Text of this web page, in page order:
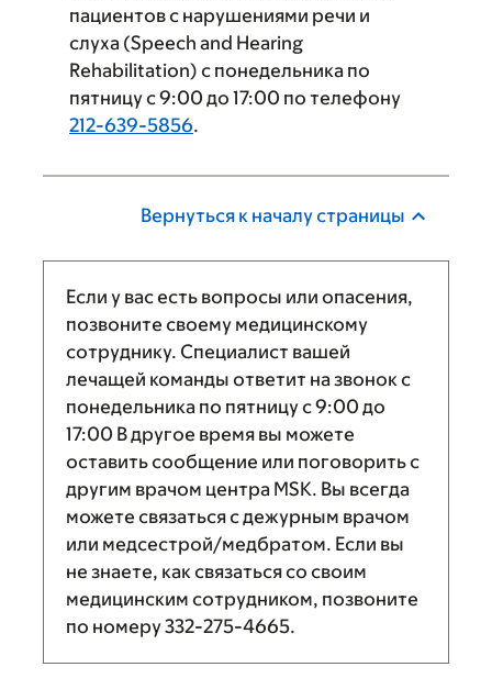
пациентов с нарушениями речи и
слуха (Speech and Hearing
Rehabilitation) с понедельника по
пятницу с 9:00 до 17:00 по телефону
212-639-5856.
Вернуться к началу страницы
Если у вас есть вопросы или опасения,
позвоните своему медицинскому
сотруднику. Специалист вашей
лечащей команды ответит на звонок с
понедельника по пятницу с9:00 до
17:00 В другое время вы можете
оставить сообщение или поговорить с
другим врачом центра MSK. Вы всегда
можете связаться с дежурным врачом
или медсестрой/медбратом. Если вы
не знаете, как связаться со своим
медицинским сотрудником, позвоните
по номеру332-275-4665.